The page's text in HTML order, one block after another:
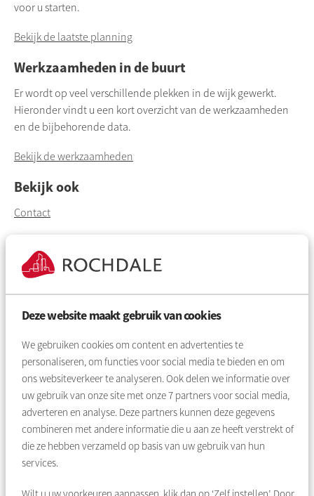
Deze website maakt gebruik van cookies
We gebruiken cookies om content en advertenties te
personaliseren, om functies voor social media te bieden en om
ons websiteverkeer te analyseren. Ook delen we informatie over
uw gebruik van onze site met onze7 partners voor social media,
adverteren en analyse. Deze partners kunnen deze gegevens
combineren met andere informatie die u aan ze heeft verstrekt of
die ze hebben verzameld op basis van uw gebruik van hun
services.
voor u starten.
Bekijk de laatste planning
Werkzaamheden in de buurt
Er wordt op veel verschillende plekken in de wijk gewerkt.
Hieronder vindt u een kort overzicht van de werkzaamheden
en de bijbehorende data.
Bekijk de werkzaamheden
Bekijk ook
Contact
Betaald parkeren in de buurt
Wilt u niets missen over de
vernieuwing in de Van Deysselbuurt?
Schrijf u dan nú in voor de digitale nieuwsbrief en blijf
zo op de hoogte van het laatste nieuws over de
vernieuwing. Klik op onderstaande knop om u aan te
melden. Laat uw naam en e-mailadres achter en mis
niets.
Ja, ik wil graag op de hoogte blijven van de Van